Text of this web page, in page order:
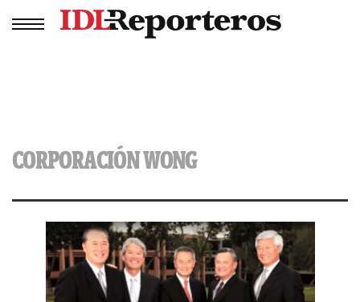
CORPORACIÓN WONG